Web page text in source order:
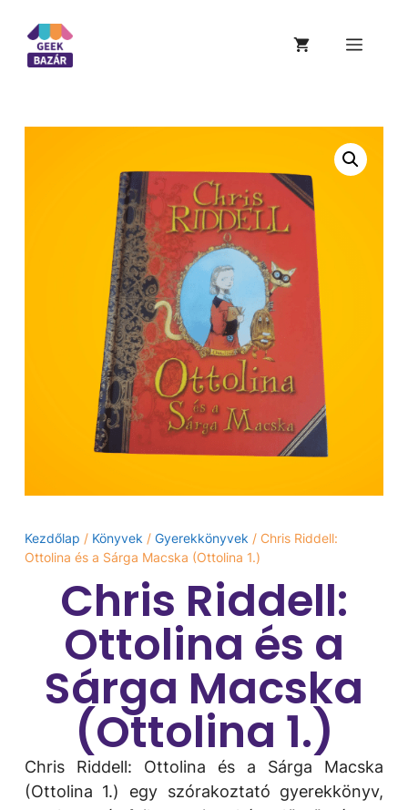
Kezdőlap / Könyvek / Gyerekkönyvek / Chris Riddell:
Ottolina és a Sárga Macska (Ottolina 1.)
Chris Riddell:
Ottolina és a
Sárga Macska
(Ottolina 1.)
Chris Riddell: Ottolina és a Sárga Macska
(Ottolina 1.) egy szórakoztató gyerekkönyv,